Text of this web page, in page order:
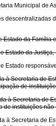
Municipal de
da Família
Estado da Justiça,
Estado
à Secretaria de
de
à Secretaria de
instituições
à Secretaria de